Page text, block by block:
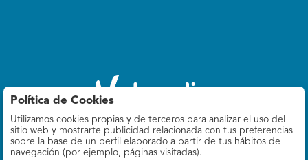
Valoralia
Felipe IV 9, 5º Izq
28014 Madrid, ES
Política de Cookies
Utilizamos cookies propias y de terceros para analizar el uso del
sitio web y mostrarte publicidad relacionada con tus preferencias
sobre la base de un perfil elaborado a partir de tus hábitos de
navegación (por ejemplo, páginas visitadas).